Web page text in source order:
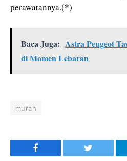
perawatannya.(*)
Baca Juga: Astra Peugeot
di Momen Lebaran
murah
Facebook Twitter